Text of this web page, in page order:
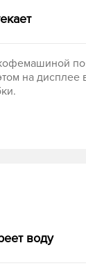
на дисплее
воду